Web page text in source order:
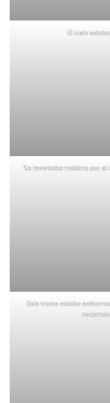
El cielo
Se levantaba nieblina por el
Este tramo estaba